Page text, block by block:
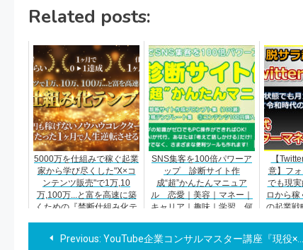
Related posts:
5000万を仕組みで稼ぐ起業
家から学び尽くした"X×コ
ンテンツ販売"で1万,10
万,100万...と富を高速に築
くための『禁断仕組み化テ
SNS集客を100倍パワーア
ップ 診断サイト作
成“超”かんたんマニュア
ル 恋愛｜美容｜マネー｜
キャリア｜趣味｜学習…何
【
意】フ
でも現
ロから
の起業戦
Previous: YouTube企業コンサルマスター講座『現役×副業コンサルの全知識＆全ノウハウ』